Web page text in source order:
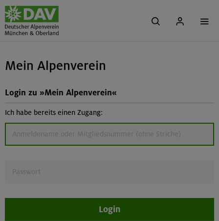
Mein Alpenverein
Login zu »Mein Alpenverein«
Ich habe bereits einen Zugang:
Login